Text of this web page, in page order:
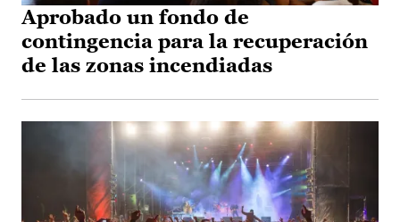
Aprobado un fondo de
contingencia para la recuperación
de las zonas incendiadas